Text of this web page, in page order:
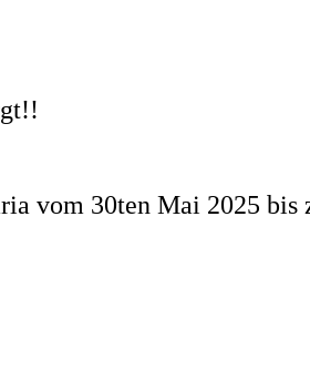
vom 30ten Mai 2025